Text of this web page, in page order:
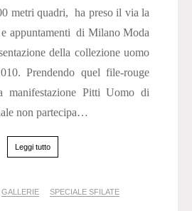
metri quadri, ha preso il via la
e appuntamenti di Milano Moda
della collezione uomo
Prendendo quel file-rouge
manifestazione Pitti Uomo di
non partecipa…
Leggi tutto
GALLERIE SPECIALE SFILATE